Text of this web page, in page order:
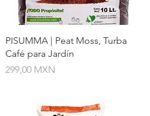
Vista rápida
PISUMMA | Peat Moss, Turba
Café para Jardín
Precio
299,00 MXN